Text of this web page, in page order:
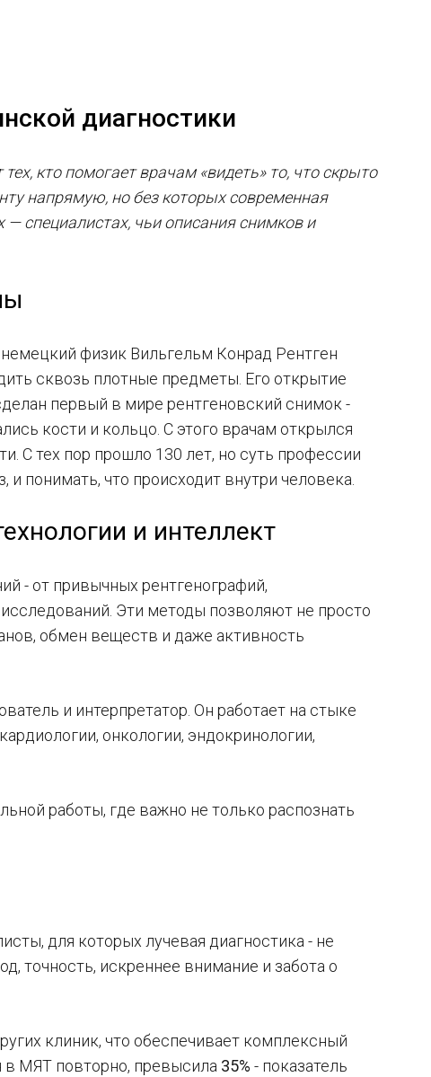
диагностики
кто помогает врачам «видеть» то, что скрыто
напрямую, но без которых современная
специалистах, чьи описания снимков и
физик Вильгельм Конрад Рентген
сквозь плотные предметы. Его открытие
первый в мире рентгеновский снимок -
кости и кольцо. С этого врачам открылся
С тех пор прошло 130 лет, но суть профессии
понимать, что происходит внутри человека.
и интеллект
- от привычных рентгенографий,
Эти методы позволяют не просто
обмен веществ и даже активность
и интерпретатор. Он работает на стыке
онкологии, эндокринологии,
работы, где важно не только распознать
для которых лучевая диагностика - не
точность, искреннее внимание и забота о
клиник, что обеспечивает комплексный
в МЯТ повторно, превысила 35% - показатель